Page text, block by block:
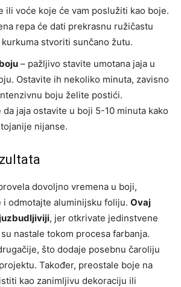
ili voće koje će vam poslužiti kao boje.
repa će dati prekrasnu ružičastu
stvoriti sunčano žutu.
– pažljivo stavite umotana jaja u
Ostavite ih nekoliko minuta, zavisno
boju želite postići.
jaja ostavite u boji 5-10 minuta kako
nijanse.
dovoljno vremena u boji,
i odmotajte aluminijsku foliju. Ovaj
, jer otkrivate jedinstvene
nastale tokom procesa farbanja.
što dodaje posebnu čaroliju
Također, preostale boje na
kao zanimljivu dekoraciju ili